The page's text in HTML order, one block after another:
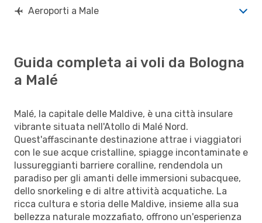
Aeroporti a Male
Guida completa ai voli da Bologna
a Malé
Malé, la capitale delle Maldive, è una città insulare
vibrante situata nell'Atollo di Malé Nord.
Quest'affascinante destinazione attrae i viaggiatori
con le sue acque cristalline, spiagge incontaminate e
lussureggianti barriere coralline, rendendola un
paradiso per gli amanti delle immersioni subacquee,
dello snorkeling e di altre attività acquatiche. La
ricca cultura e storia delle Maldive, insieme alla sua
bellezza naturale mozzafiato, offrono un'esperienza